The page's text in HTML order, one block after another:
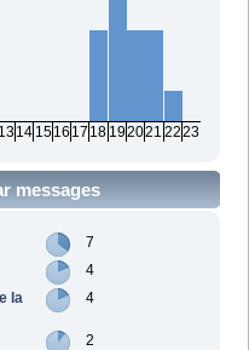
1314 1516 17 18 192021 2223
messages
7
4
la
4
2